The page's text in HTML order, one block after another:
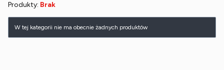
Produkty: Brak
Lista produktów
W tej kategorii nie ma obecnie żadnych produktów